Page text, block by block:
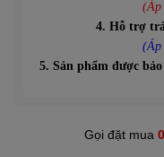
(Áp
4. Hỗ trợ
(Áp
5. Sản phẩm được
Gọi đặt mua